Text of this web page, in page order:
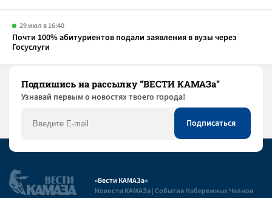
29 июл в 16:40
Почти 100% абитуриентов подали заявления в вузы через
Госуслуги
Подпишись на рассылку “ВЕСТИ КАМАЗа”
Узнaвай первым о новостях твоего города!
«Вести КАМАЗа»
Новости КАМАЗа | События Набережных Челнов